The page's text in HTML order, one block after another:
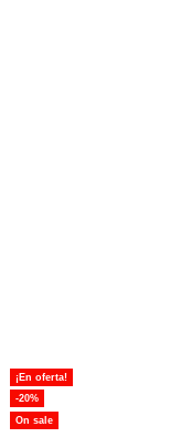
¡En oferta!
-20%
On sale